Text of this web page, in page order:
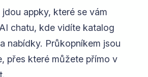
appky, které se vám
chatu, kde vidíte katalog
nabídky. Průkopníkem jsou
přes které můžete přímo v